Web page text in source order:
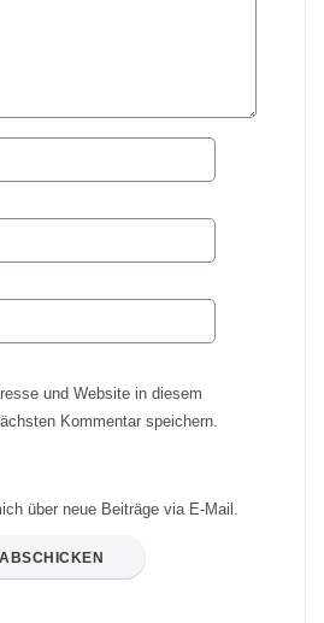
und Website in diesem
Kommentar speichern.
über neue Beiträge via E-Mail.